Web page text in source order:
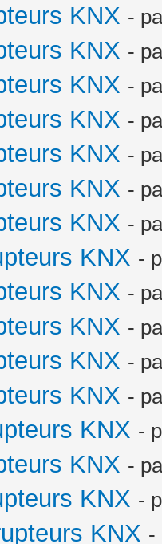
KNX -
KNX -
KNX -
KNX -
KNX -
KNX -
KNX -
KNX -
KNX -
KNX -
KNX -
KNX -
KNX -
KNX -
KNX -
KNX -